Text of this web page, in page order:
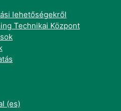
lehetőségekről
Technikai Központ
‎(es)‎